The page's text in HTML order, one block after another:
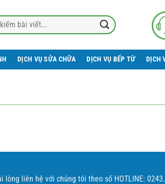
DỊCH VỤ SỬA CHỮA DỊCH VỤ BẾP TỪ DỊCH
lòng liên hệ với chúng tôi theo số HOTLINE: